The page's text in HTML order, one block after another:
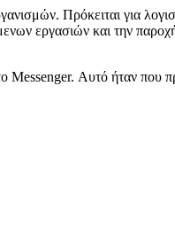
Πρόκειται για
εργασιών και την
Messenger. Αυτό ήταν που